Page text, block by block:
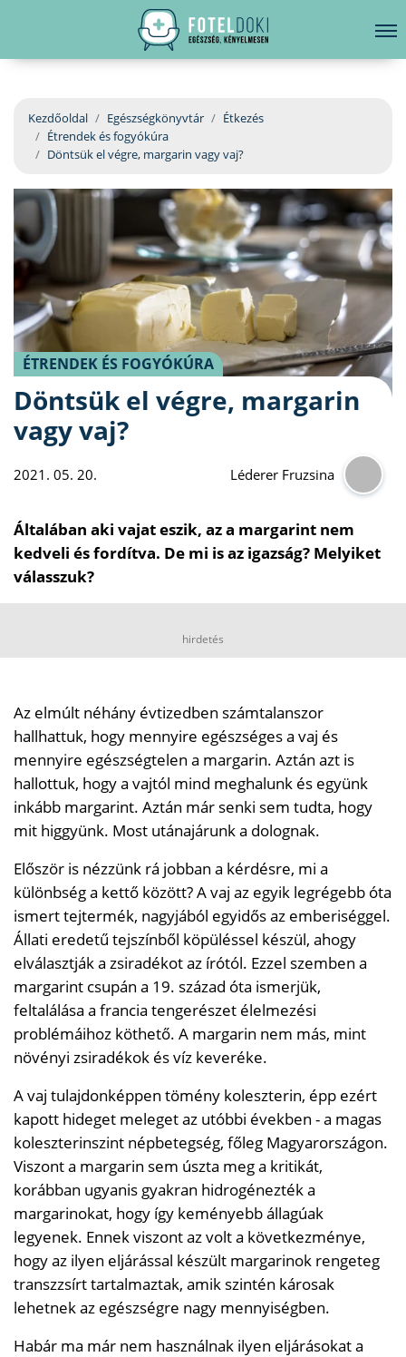
EGÉSZSÉGKÖNYVTÁR
BETEGSÉGKALAUZ
ÜGYELETKERESŐ
ORVOS VÁLASZOL
ORVOSKERESŐ
hirdetés
Kezdőoldal Egészségkönyvtár
Étkezés
Étrendek és fogyókúra
Döntsük el végre, margarin vagy vaj?
ÉTRENDEK ÉS FOGYÓKÚRA
Döntsük el végre, margarin
vagy vaj?
2021. 05. 20. Léderer Fruzsina
Általában aki vajat eszik, az a margarint nem
kedveli és fordítva. De mi is az igazság? Melyiket
válasszuk?
hirdetés
Az elmúlt néhány évtizedben számtalanszor
hallhattuk, hogy mennyire egészséges a vaj és
mennyire egészségtelen a margarin. Aztán azt is
hallottuk, hogy a vajtól mind meghalunk és együnk
inkább margarint. Aztán már senki sem tudta, hogy
mit higgyünk. Most utánajárunk a dolognak.
Először is nézzünk rá jobban a kérdésre, mi a
különbség a kettő között? A vaj az egyik legrégebb óta
ismert tejtermék, nagyjából egyidős az emberiséggel.
Állati eredetű tejszínből köpüléssel készül, ahogy
elválasztják a zsiradékot az írótól. Ezzel szemben a
margarint csupán a 19. század óta ismerjük,
feltalálása a francia tengerészet élelmezési
problémáihoz köthető. A margarin nem más, mint
növényi zsiradékok és víz keveréke.
A vaj tulajdonképpen tömény koleszterin, épp ezért
kapott hideget meleget az utóbbi években - a magas
koleszterinszint népbetegség, főleg Magyarországon.
Viszont a margarin sem úszta meg a kritikát,
korábban ugyanis gyakran hidrogénezték a
margarinokat, hogy így keményebb állagúak
legyenek. Ennek viszont az volt a következménye,
hogy az ilyen eljárással készült margarinok rengeteg
transzzsírt tartalmaztak, amik szintén károsak
lehetnek az egészségre nagy mennyiségben.
Habár ma már nem használnak ilyen eljárásokat a